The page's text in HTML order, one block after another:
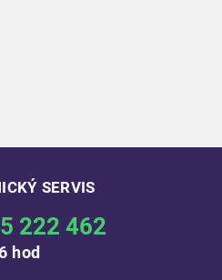
SERVIS
222 462
hod